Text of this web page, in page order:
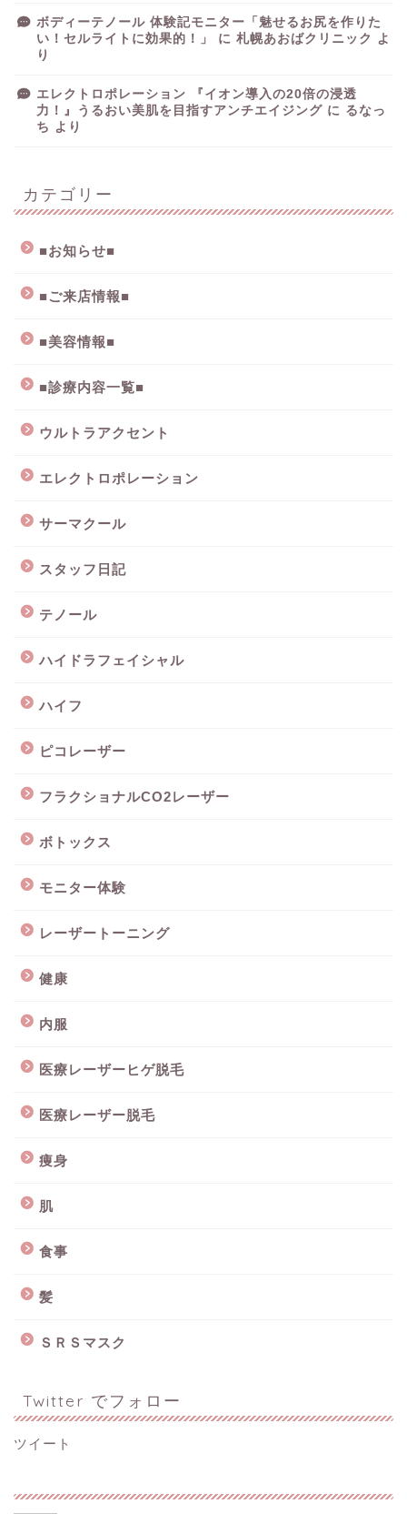
ボディーテノール 体験記モニター「魅せるお尻を作りた
い！セルライトに効果的！」
に 札幌あおばクリニック
よ
り
エレクトロポレーション 『イオン導入の20倍の浸透
力！』うるおい美肌を目指すアンチエイジング に るなっ
ち より
カテゴリー
■お知らせ■
■ご来店情報■
■美容情報■
■診療内容一覧■
ウルトラアクセント
エレクトロポレーション
サーマクール
スタッフ日記
テノール
ハイドラフェイシャル
ハイフ
ピコレーザー
フラクショナルCO2レーザー
ボトックス
モニター体験
レーザートーニング
健康
内服
医療レーザーヒゲ脱毛
医療レーザー脱毛
痩身
肌
食事
髪
ＳＲＳマスク
Twitter でフォロー
ツイート